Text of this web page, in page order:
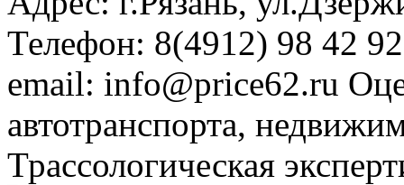
Телефон: 8(4912) 98 42
email: info@price62.ru
автотранспорта,
Трассологическая